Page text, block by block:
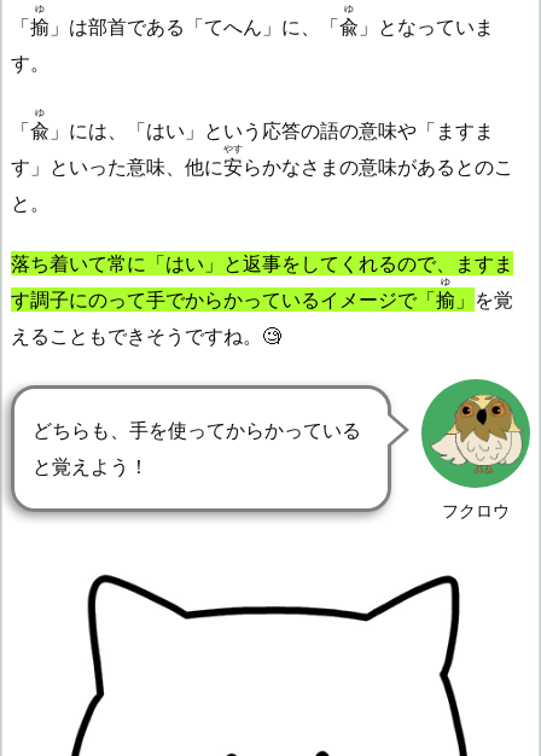
「揄
ゆ
」は部首である「てへん」に、「兪
ゆ
」となっていま
す。
「兪
ゆ
」には、「はい」という応答の語の意味や「ますま
す」といった意味、他に安
やす
らかなさまの意味があるとのこ
と。
落ち着いて常に「はい」と返事をしてくれるので、ますま
す調子にのって手でからかっているイメージで「揄
ゆ
」 を覚
えることもできそうですね。🧐
フクロウ
どちらも、手を使ってからかっている
と覚えよう！